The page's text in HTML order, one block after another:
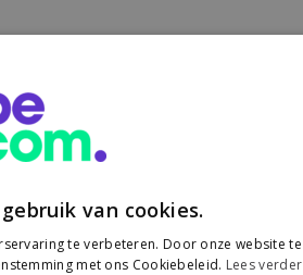
onder €150 uit niet-EU-landen....
van cookies.
te verbeteren. Door onze website te
met ons Cookiebeleid. Lees verder